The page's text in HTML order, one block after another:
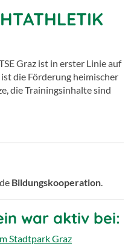
Graz ist in erster Linie auf
die Förderung heimischer
die Trainingsinhalte sind
Bildungskooperation
war aktiv bei:
Stadtpark Graz